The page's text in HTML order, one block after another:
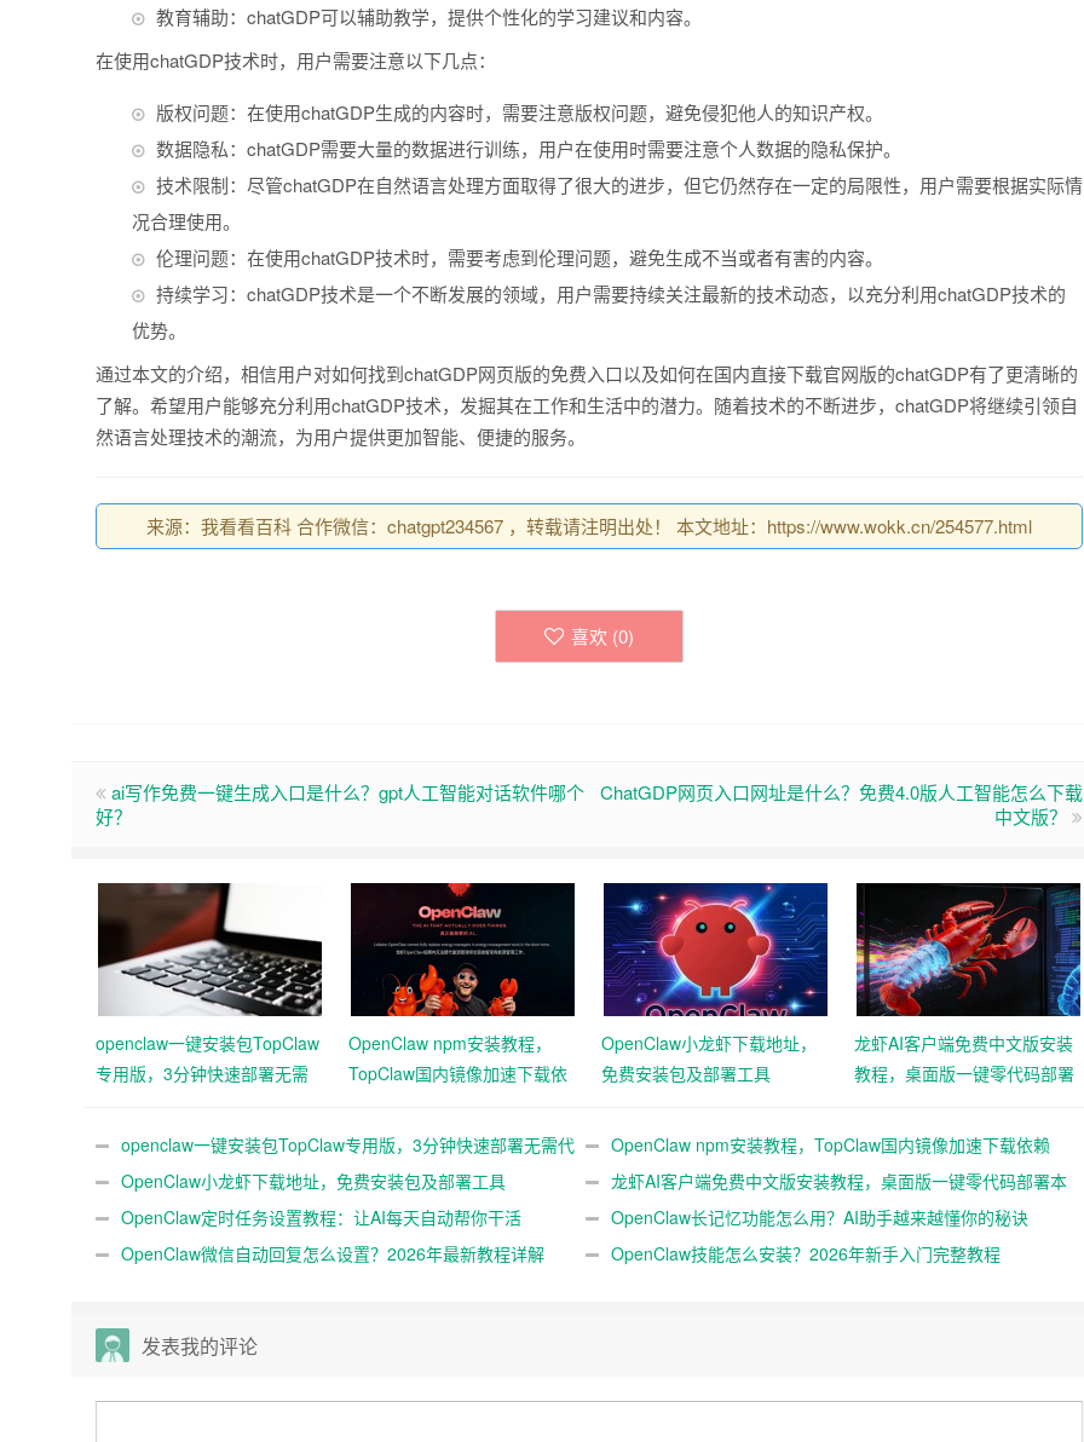
教育辅助：chatGDP可以辅助教学，提供个性化的学习建议和内容。
在使用chatGDP技术时，用户需要注意以下几点：
版权问题：在使用chatGDP生成的内容时，需要注意版权问题，避免侵犯他人的知识产权。
数据隐私：chatGDP需要大量的数据进行训练，用户在使用时需要注意个人数据的隐私保护。
技术限制：尽管chatGDP在自然语言处理方面取得了很大的进步，但它仍然存在一定的局限性，用户需要根据实际情
况合理使用。
伦理问题：在使用chatGDP技术时，需要考虑到伦理问题，避免生成不当或者有害的内容。
持续学习：chatGDP技术是一个不断发展的领域，用户需要持续关注最新的技术动态，以充分利用chatGDP技术的
优势。
通过本文的介绍，相信用户对如何找到chatGDP网页版的免费入口以及如何在国内直接下载官网版的chatGDP有了更清晰的
了解。希望用户能够充分利用chatGDP技术，发掘其在工作和生活中的潜力。随着技术的不断进步，chatGDP将继续引领自
然语言处理技术的潮流，为用户提供更加智能、便捷的服务。
来源：我看看百科 合作微信：chatgpt234567 ，转载请注明出处！ 本文地址：https://www.wokk.cn/254577.html
喜欢 (0)
ai写作免费一键生成入口是什么？gpt人工智能对话软件哪个
好？
ChatGDP网页入口网址是什么？免费4.0版人工智能怎么下载
中文版？
openclaw一键安装包TopClaw
专用版，3分钟快速部署无需
OpenClaw npm安装教程，
TopClaw国内镜像加速下载依
OpenClaw小龙虾下载地址，
免费安装包及部署工具
龙虾AI客户端免费中文版安装
教程，桌面版一键零代码部署
openclaw一键安装包TopClaw专用版，3分钟快速部署无需代
码基础
OpenClaw npm安装教程，TopClaw国内镜像加速下载依赖
OpenClaw小龙虾下载地址，免费安装包及部署工具
龙虾AI客户端免费中文版安装教程，桌面版一键零代码部署本
地大模型3分钟实测
OpenClaw定时任务设置教程：让AI每天自动帮你干活
OpenClaw长记忆功能怎么用？AI助手越来越懂你的秘诀
OpenClaw微信自动回复怎么设置？2026年最新教程详解
OpenClaw技能怎么安装？2026年新手入门完整教程
发表我的评论